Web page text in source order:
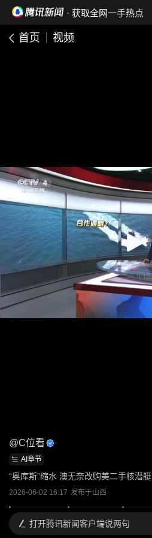
· 获取全网一手热点
首页 视频
@C位看
AI章节
“奥库斯”缩水 澳无奈改购美二手核潜艇
2026-06-02 16:17 发布于山西
打开腾讯新闻客户端说两句